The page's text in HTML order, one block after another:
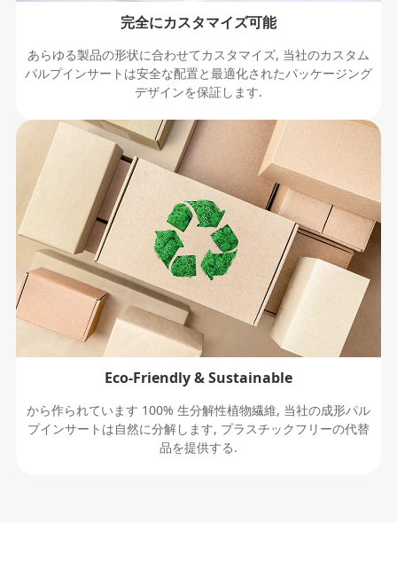
完全にカスタマイズ可能
あらゆる製品の形状に合わせてカスタマイズ, 当社のカスタム
パルプインサートは安全な配置と最適化されたパッケージング
デザインを保証します.
Eco-Friendly & Sustainable
から作られています 100% 生分解性植物繊維, 当社の成形パル
プインサートは自然に分解します, プラスチックフリーの代替
品を提供する.